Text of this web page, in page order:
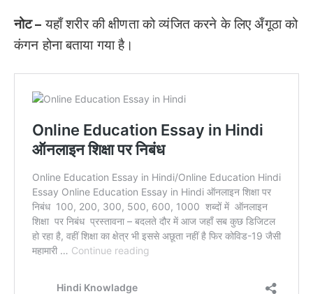
नोट – यहाँ शरीर की क्षीणता को व्यंजित करने के लिए अँगूठा को
कंगन होना बताया गया है।